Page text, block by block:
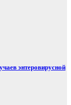
энтеровирусной